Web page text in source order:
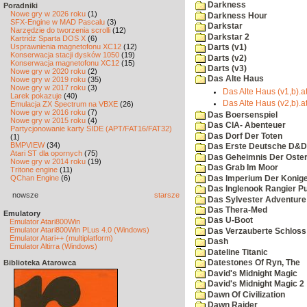
Poradniki
Nowe gry w 2026 roku (1)
SFX-Engine w MAD Pascalu (3)
Narzędzie do tworzenia scrolli (12)
Kartridż Sparta DOS X (6)
Usprawnienia magnetofonu XC12 (12)
Konserwacja stacji dysków 1050 (19)
Konserwacja magnetofonu XC12 (15)
Nowe gry w 2020 roku (2)
Nowe gry w 2019 roku (35)
Nowe gry w 2017 roku (3)
Larek pokazuje (40)
Emulacja ZX Spectrum na VBXE (26)
Nowe gry w 2016 roku (7)
Nowe gry w 2015 roku (4)
Partycjonowanie karty SIDE (APT/FAT16/FAT32)
(1)
BMPVIEW(34)
Atari ST dla opornych (75)
Nowe gry w 2014 roku (19)
Tritone engine (11)
QChan Engine (6)
nowsze starsze
Emulatory
Emulator Atari800Win
Emulator Atari800Win PLus 4.0 (Windows)
Emulator Atari++ (multiplatform)
Emulator Altirra (Windows)
Biblioteka Atarowca
Darkness
Darkness Hour
Darkstar
Darkstar 2
Darts (v1)
Darts (v2)
Darts (v3)
Das Alte Haus
Das Alte Haus
Das Alte Haus
Das Boersenspiel
Das CIA- Abenteuer
Das Dorf Der Toten
Das Erste Deutsche
Das Geheimnis Der
Das Grab Im Moor
Das Imperium Der
Das Inglenook Rangier
Das Sylvester Adventure
Das Thera-Med
Das U-Boot
Das Verzauberte Schloss
Dash
Dateline Titanic
Datestones Of Ryn, The
David's Midnight Magic
David's Midnight Magic 2
Dawn Of Civilization
Dawn Raider